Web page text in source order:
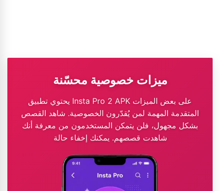
ميزات خصوصية محسّنة
يحتوي تطبيق Insta Pro 2 APK على بعض الميزات
المتقدمة المهمة لمن يُقدّرون الخصوصية. شاهد القصص
بشكل مجهول، فلن يتمكن المستخدمون من معرفة أنك
شاهدت قصصهم. يمكنك إخفاء حالة